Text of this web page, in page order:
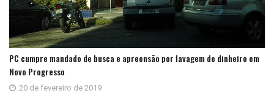
PC cumpre mandado de busca e apreensão por lavagem de dinheiro em
Novo Progresso
20 de fevereiro de 2019